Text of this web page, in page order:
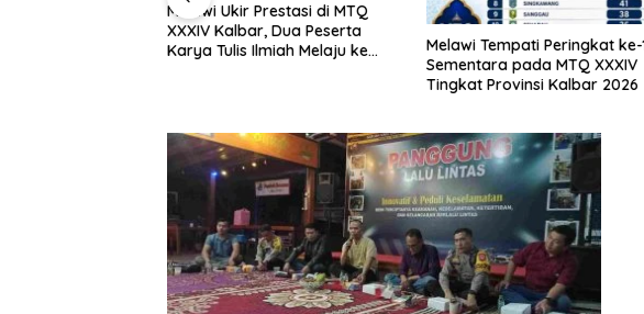
Melawi Ukir Prestasi di MTQ
XXXIV Kalbar, Dua Peserta
Karya Tulis Ilmiah Melaju ke
Melawi Tempati Peringkat ke-
Sementara pada MTQ XXXIV
Tingkat Provinsi Kalbar 2026